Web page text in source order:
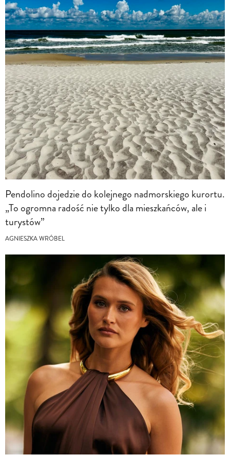
Pendolino dojedzie do kolejnego nadmorskiego kurortu.
„To ogromna radość nie tylko dla mieszkańców, ale i
turystów”
AGNIESZKA WRÓBEL